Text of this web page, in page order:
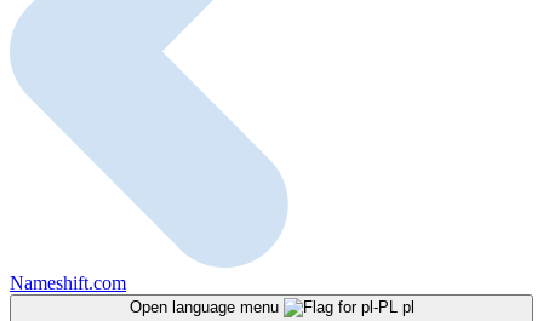
Nameshift.com
Open language menu pl